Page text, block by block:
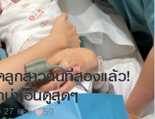
กสาวคนที่สองแล้ว!
น่าเอ็นดูสุดๆ
27 ครั้ง 59